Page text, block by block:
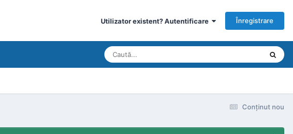
Utilizator existent? Autentificare Înregistrare
Conţinut nou